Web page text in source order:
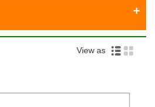
View as